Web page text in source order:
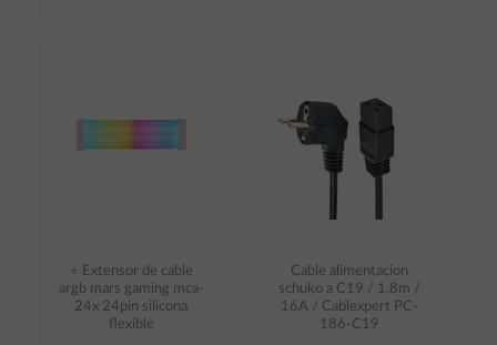
÷ Extensor de cable
argb mars gaming mca-
24x 24pin silicona
flexible
Cable alimentacion
schuko a C19 / 1.8m /
16A / Cablexpert PC-
186-C19